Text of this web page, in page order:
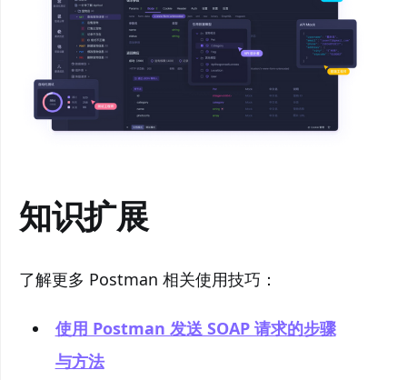
知识扩展
了解更多 Postman 相关使用技巧：
使用 Postman 发送 SOAP 请求的步骤
与方法